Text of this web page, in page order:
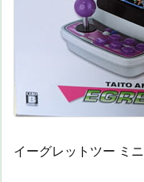
イーグレットツー ミニ